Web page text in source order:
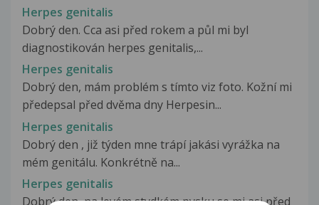
Herpes genitalis
Dobrý den. Cca asi před rokem a půl mi byl
diagnostikován herpes genitalis,...
Herpes genitalis
Dobrý den, mám problém s tímto viz foto. Kožní mi
předepsal před dvěma dny Herpesin...
Herpes genitalis
Dobrý den , již týden mne trápí jakási vyrážka na
mém genitálu. Konkrétně na...
Herpes genitalis
Dobrý den, na levém stydkém pysku se mi asi před